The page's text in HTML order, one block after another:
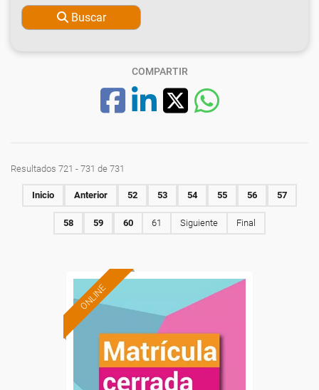
Buscar
COMPARTIR
Resultados 721 - 731 de 731
Inicio Anterior 52 53 54 55 56 57
58 59 60 61 Siguiente Final
ONLINE